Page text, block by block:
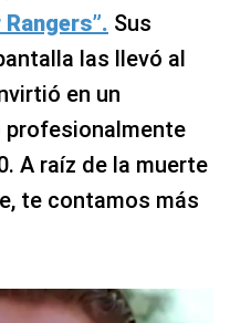
Rangers”. Sus
las llevó al
en un
profesionalmente
A raíz de la muerte
te contamos más